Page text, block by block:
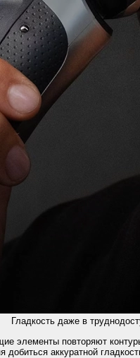
Гладкость даже в
элементы повторяют
добиться аккуратной